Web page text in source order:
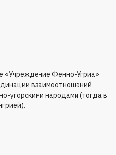
«Учреждение Фенно-Угриа»
взаимоотношений
угорскими народами (тогда в